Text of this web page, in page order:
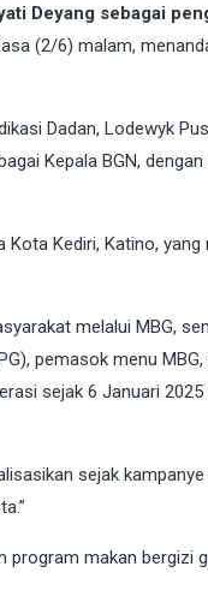
Deyang sebagai
(2/6) malam,
Dadan, Lodewyk
Kepala BGN,
Kota Kediri, Katino, yang
melalui MBG,
pemasok menu
sejak 6 Januari 2025
sejak kampanye
program makan bergizi